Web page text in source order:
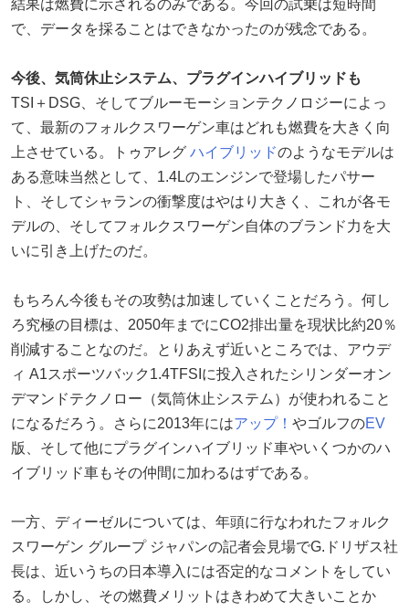
結果は燃費に示されるのみである。今回の試乗は短時間
で、データを採ることはできなかったのが残念である。
今後、気筒休止システム、プラグインハイブリッドも
TSI＋DSG、そしてブルーモーションテクノロジーによっ
て、最新のフォルクスワーゲン車はどれも燃費を大きく向
上させている。トゥアレグ ハイブリッドのようなモデルは
ある意味当然として、1.4Lのエンジンで登場したパサー
ト、そしてシャランの衝撃度はやはり大きく、これが各モ
デルの、そしてフォルクスワーゲン自体のブランド力を大
いに引き上げたのだ。
もちろん今後もその攻勢は加速していくことだろう。何し
ろ究極の目標は、2050年までにCO2排出量を現状比約20％
削減することなのだ。とりあえず近いところでは、アウデ
ィ A1スポーツバック1.4TFSIに投入されたシリンダーオン
デマンドテクノロー（気筒休止システム）が使われること
になるだろう。さらに2013年にはアップ！ やゴルフのEV
版、そして他にプラグインハイブリッド車やいくつかのハ
イブリッド車もその仲間に加わるはずである。
一方、ディーゼルについては、年頭に行なわれたフォルク
スワーゲン グループ ジャパンの記者会見場でG.ドリザス社
長は、近いうちの日本導入には否定的なコメントをしてい
る。しかし、その燃費メリットはきわめて大きいことか